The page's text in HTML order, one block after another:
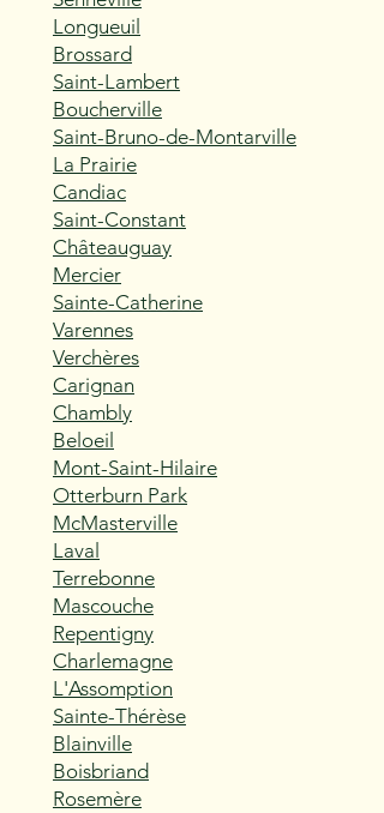
Longueuil
Brossard
Saint-Lambert
Boucherville
Saint-Bruno-de-Montarville
La Prairie
Candiac
Saint-Constant
Châteauguay
Mercier
Sainte-Catherine
Varennes
Verchères
Carignan
Chambly
Beloeil
Mont-Saint-Hilaire
Otterburn Park
McMasterville
Laval
Terrebonne
Mascouche
Repentigny
Charlemagne
L'Assomption
Sainte-Thérèse
Blainville
Boisbriand
Rosemère